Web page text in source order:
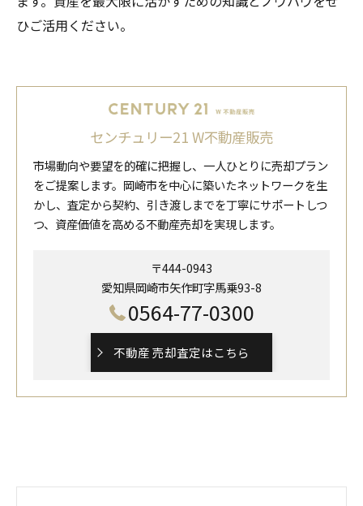
ひご活用ください。
センチュリー21 W不動産販売
市場動向や要望を的確に把握し、一人ひとりに売却プラン
をご提案します。岡崎市を中心に築いたネットワークを生
かし、査定から契約、引き渡しまでを丁寧にサポートしつ
つ、資産価値を高める不動産売却を実現します。
〒444-0943
愛知県岡崎市矢作町字馬乗93-8
0564-77-0300
不動産 売却査定はこちら